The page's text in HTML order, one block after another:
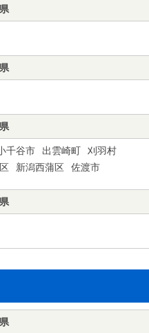
千谷市 出雲崎町
刈羽村
新潟西蒲区 佐渡市